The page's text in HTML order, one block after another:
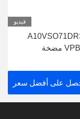
فيديو
VPB22U99 مضخة
القوي
على أفضل سعر